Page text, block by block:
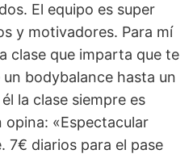
El equipo es super
y motivadores. Para mí
clase que imparta que te
bodybalance hasta un
la clase siempre es
opina: «Espectacular
7€ diarios para el pase